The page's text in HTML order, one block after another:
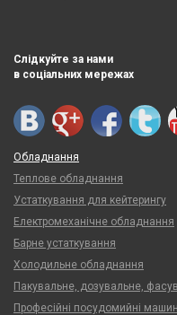
Слідкуйте за нами
в соціальних мережах
Обладнання
Теплове обладнання
Устаткування для кейтерингу
Електромеханічне обладнання
Барне устаткування
Холодильне обладнання
Пакувальне, дозувальне,
Професійні посудомийні